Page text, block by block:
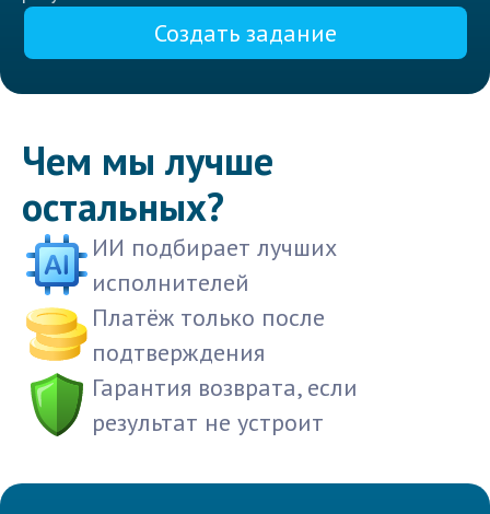
Создать задание
Чем мы лучше
остальных?
ИИ подбирает лучших
исполнителей
Платёж только после
подтверждения
Гарантия возврата, если
результат не устроит